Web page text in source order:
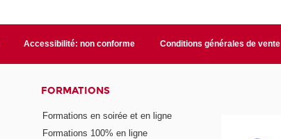
Accessibilité: non conforme Conditions générales de vente
FORMATIONS
Formations en soirée et en ligne
Formations 100% en ligne